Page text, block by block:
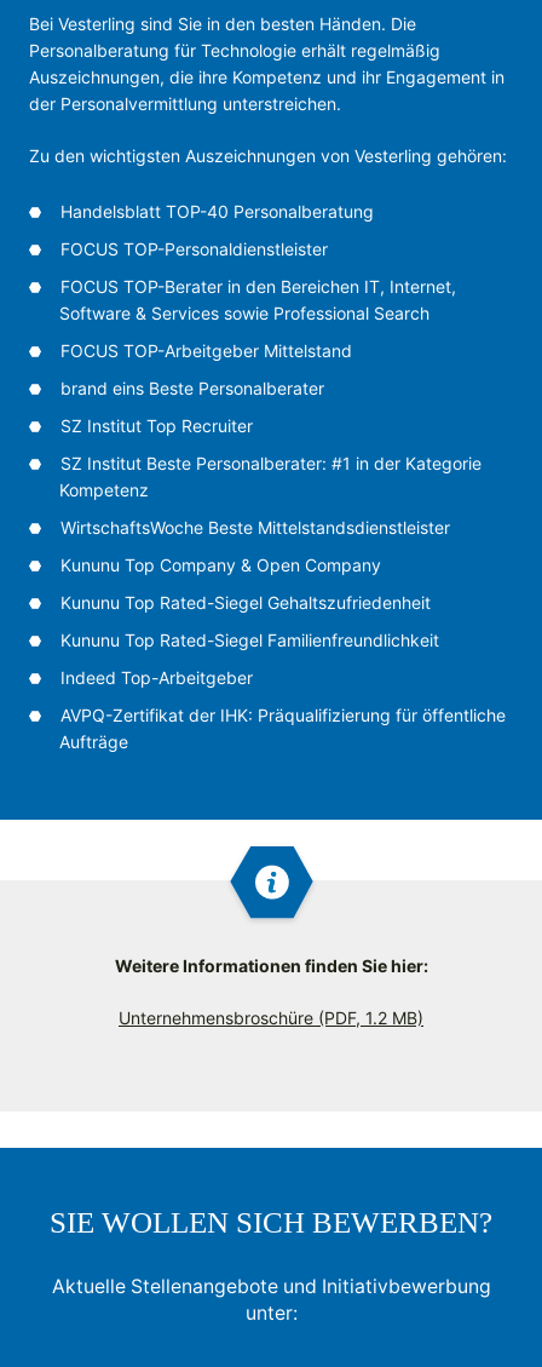
Bei Vesterling sind Sie in den besten Händen. Die
Personalberatung für Technologie erhält regelmäßig
Auszeichnungen, die ihre Kompetenz und ihr Engagement in
der Personalvermittlung unterstreichen.
Zu den wichtigsten Auszeichnungen von Vesterling gehören:
Handelsblatt TOP-40 Personalberatung
FOCUS TOP-Personaldienstleister
FOCUS TOP-Berater in den Bereichen IT, Internet,
Software & Services sowie Professional Search
FOCUS TOP-Arbeitgeber Mittelstand
brand eins Beste Personalberater
SZ Institut Top Recruiter
SZ Institut Beste Personalberater: #1 in der Kategorie
Kompetenz
WirtschaftsWoche Beste Mittelstandsdienstleister
Kununu Top Company & Open Company
Kununu Top Rated-Siegel Gehaltszufriedenheit
Kununu Top Rated-Siegel Familienfreundlichkeit
Indeed Top-Arbeitgeber
AVPQ-Zertifikat der IHK: Präqualifizierung für öffentliche
Aufträge
Weitere Informationen finden Sie hier:
Unternehmensbroschüre (PDF, 1.2 MB)
SIE WOLLEN SICH BEWERBEN?
Aktuelle Stellenangebote und Initiativbewerbung
unter: